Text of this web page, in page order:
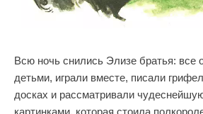
Всю ночь снились Элизе братья: все
детьми, играли вместе, писали
досках и рассматривали